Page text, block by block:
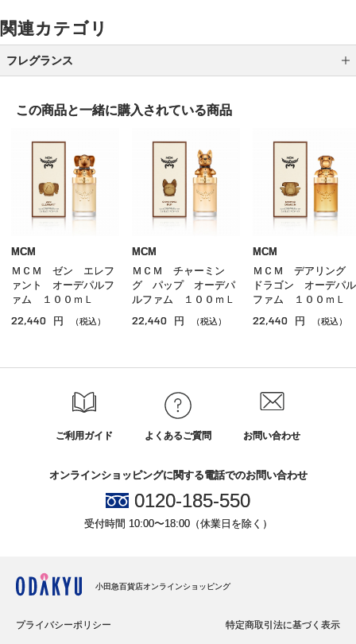
関連カテゴリ
フレグランス
ユニセックス
ホームフレグランス
その他のフレグランス
この商品と一緒に購入されている商品
MCM
ＭＣＭ ゼン エレフ
ァント オーデパルフ
ァム １００ｍＬ
22,440 円 （税込）
MCM
ＭＣＭ チャーミン
グ パップ オーデパ
ルファム １００ｍＬ
22,440 円 （税込）
MCM
ＭＣＭ デアリング
ドラゴン オーデパル
ファム １００ｍＬ
22,440 円 （税込）
ご利用ガイド よくあるご質問 お問い合わせ
オンラインショッピングに関する電話でのお問い合わせ
0120-185-550
受付時間 10:00〜18:00（休業日を除く）
小田急百貨店オンラインショッピング
プライバシーポリシー 特定商取引法に基づく表示